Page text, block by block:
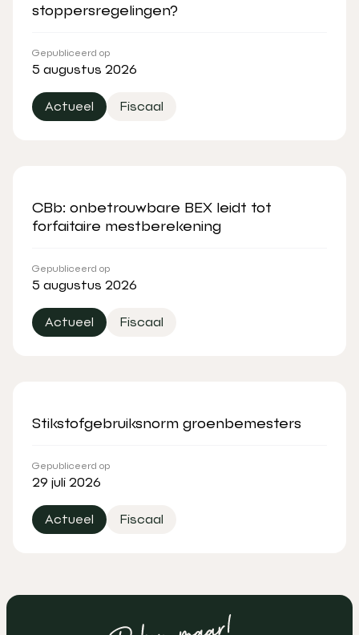
stoppersregelingen?
Gepubliceerd op
5 augustus 2026
Actueel Fiscaal
CBb: onbetrouwbare BEX leidt tot
forfaitaire mestberekening
Gepubliceerd op
5 augustus 2026
Actueel Fiscaal
Stikstofgebruiksnorm groenbemesters
Gepubliceerd op
29 juli 2026
Actueel Fiscaal